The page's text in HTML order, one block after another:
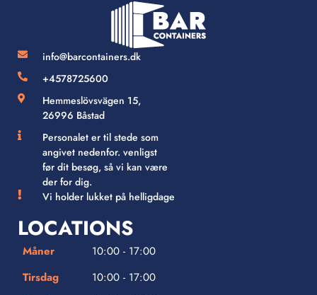
info@barcontainers.dk
+4578725600
Hemmeslövsvägen 15,
26996 Båstad
Personalet er til stede som
angivet nedenfor. venligst
før dit besøg, så vi kan være
der for dig.
Vi holder lukket på helligdage
LOCATIONS
Måner
10:00 - 17:00
Tirsdag
10:00 - 17:00